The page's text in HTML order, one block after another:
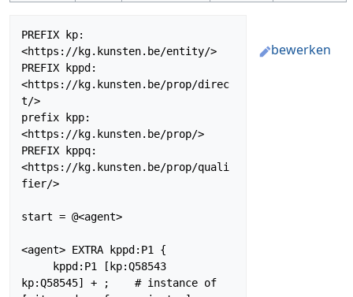
bewerken
PREFIX kp:
<https://kg.kunsten.be/entity/>
PREFIX kppd:
<https://kg.kunsten.be/prop/direc
t/>
prefix kpp:
<https://kg.kunsten.be/prop/>
PREFIX kppq:
<https://kg.kunsten.be/prop/quali
fier/>
start = @<agent>
<agent> EXTRA kppd:P1 {
kp:Q58545] + ;    # instance of